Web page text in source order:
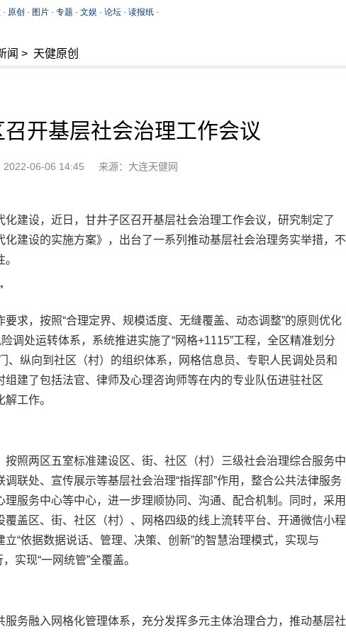
闻 > 天健原创
开基层社会治理工作会议
2022-06-06 14:45 来源：大连天健网
化建设，近日，甘井子区召开基层社会治理工作会议，研究制定了
化建设的实施方案》，出台了一系列推动基层社会治理务实举措，不
求，按照“合理定界、规模适度、无缝覆盖、动态调整”的原则优化
调处运转体系，系统推进实施了“网格+1115”工程，全区精准划分
、纵向到社区（村）的组织体系，网格信息员、专职人民调处员和
组建了包括法官、律师及心理咨询师等在内的专业队伍进驻社区
工作。
按照两区五室标准建设区、街、社区（村）三级社会治理综合服务中
联处、宣传展示等基层社会治理“指挥部”作用，整合公共法律服务
服务中心等中心，进一步理顺协同、沟通、配合机制。同时，采用
盖区、街、社区（村）、网格四级的线上流转平台、开通微信小程
“依据数据说话、管理、决策、创新”的智慧治理模式，实现与
实现“一网统管”全覆盖。
服务融入网格化管理体系，充分发挥多元主体治理合力，推动基层社